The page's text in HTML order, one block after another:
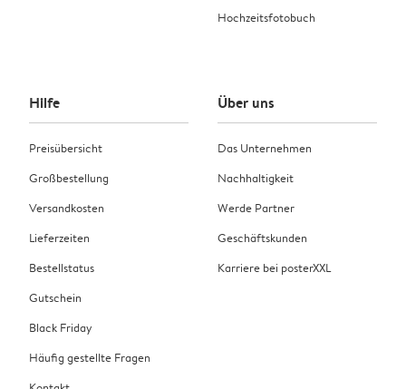
Hochzeitsfotobuch
Hilfe
Preisübersicht
Großbestellung
Versandkosten
Lieferzeiten
Bestellstatus
Gutschein
Black Friday
Häufig gestellte Fragen
Über uns
Das Unternehmen
Nachhaltigkeit
Werde Partner
Geschäftskunden
Karriere bei posterXXL